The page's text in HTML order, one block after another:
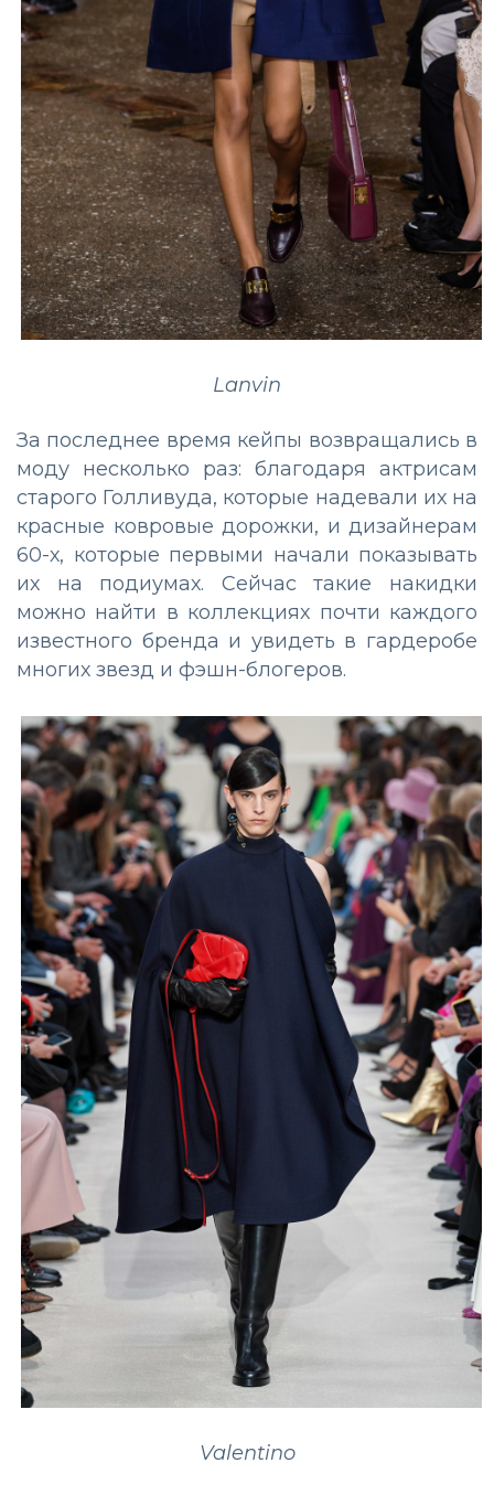
Lanvin
За последнее время кейпы возвращались в
моду несколько раз: благодаря актрисам
старого Голливуда, которые надевали их на
красные ковровые дорожки, и дизайнерам
60-х, которые первыми начали показывать
их на подиумах. Сейчас такие накидки
можно найти в коллекциях почти каждого
известного бренда и увидеть в гардеробе
многих звезд и фэшн-блогеров.
Valentino